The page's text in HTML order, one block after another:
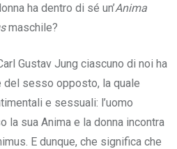
ha dentro di sé un’Anima
maschile?
Gustav Jung ciascuno di noi ha
sesso opposto, la quale
e sessuali: l’uomo
la sua Anima e la donna incontra
E dunque, che significa che